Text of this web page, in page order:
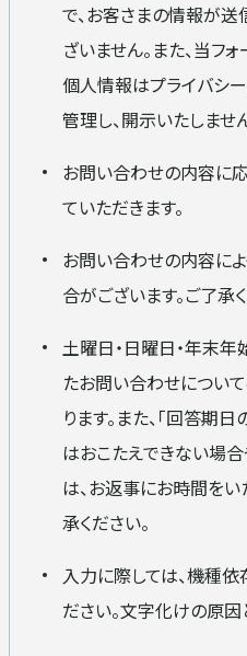
DXへの取り組み
沿革
拠点・ネットワーク
で、お客さまの情報が
ざいません。また、当フ
個人情報はプライバシ
管理し、開示いたしませ
お問い合わせの内容に
ていただきます。
お問い合わせの内容に
合がございます。ご了承
土曜日・日曜日・年末
たお問い合わせについ
ります。また、「回答期
はおこたえできない場
は、お返事にお時間をい
承ください。
入力に際しては、機種
ださい。文字化けの原因